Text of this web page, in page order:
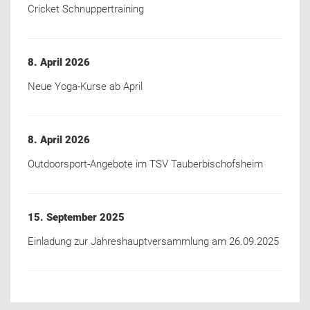
Cricket Schnuppertraining
8. April 2026
Neue Yoga-Kurse ab April
8. April 2026
Outdoorsport-Angebote im TSV Tauberbischofsheim
15. September 2025
Einladung zur Jahreshauptversammlung am 26.09.2025